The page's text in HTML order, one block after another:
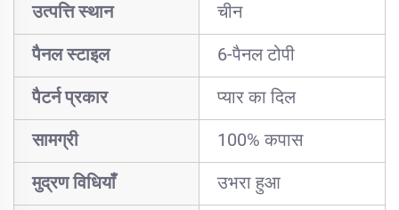
उत्पत्ति स्थान
चीन
पैनल स्टाइल
6-पैनल टोपी
पैटर्न प्रकार
प्यार का दिल
सामग्री
100% कपास
मुद्रण विधियाँ
उभरा हुआ